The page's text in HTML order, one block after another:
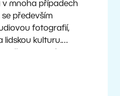
v mnoha případech
především
fotografií,
lidskou kulturu.
let je mým hlavním